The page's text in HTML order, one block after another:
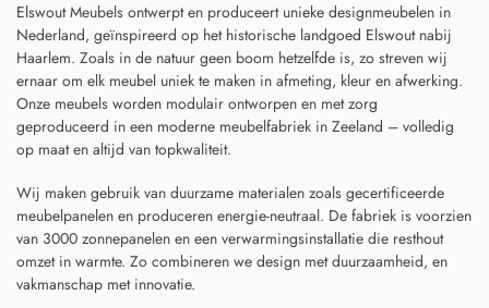
Elswout Meubels ontwerpt en produceert unieke designmeubelen in
Nederland, geïnspireerd op het historische landgoed Elswout nabij
Haarlem. Zoals in de natuur geen boom hetzelfde is, zo streven wij
ernaar om elk meubel uniek te maken in afmeting, kleur en afwerking.
Onze meubels worden modulair ontworpen en met zorg
geproduceerd in een moderne meubelfabriek in Zeeland – volledig
op maat en altijd van topkwaliteit.
Wij maken gebruik van duurzame materialen zoals gecertificeerde
meubelpanelen en produceren energie-neutraal. De fabriek is voorzien
van 3000 zonnepanelen en een verwarmingsinstallatie die resthout
omzet in warmte. Zo combineren we design met duurzaamheid, en
vakmanschap met innovatie.